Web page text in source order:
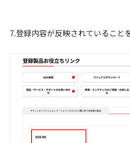
7.登録内容が反映されていること